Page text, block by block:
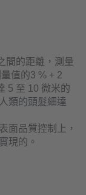
間的距離，測量
值的3 % + 2
5 至 10 微米的
類的頭髮細達
面品質控制上，
現的。